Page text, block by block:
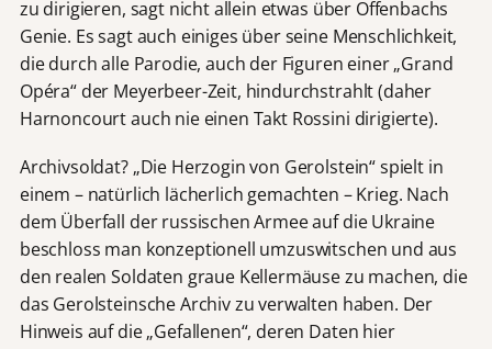
zu dirigieren, sagt nicht allein etwas über Offenbachs
Genie. Es sagt auch einiges über seine Menschlichkeit,
die durch alle Parodie, auch der Figuren einer „Grand
Opéra“ der Meyerbeer-Zeit, hindurchstrahlt (daher
Harnoncourt auch nie einen Takt Rossini dirigierte).
Archivsoldat? „Die Herzogin von Gerolstein“ spielt in
einem – natürlich lächerlich gemachten – Krieg. Nach
dem Überfall der russischen Armee auf die Ukraine
beschloss man konzeptionell umzuswitschen und aus
den realen Soldaten graue Kellermäuse zu machen, die
das Gerolsteinsche Archiv zu verwalten haben. Der
Hinweis auf die „Gefallenen“, deren Daten hier